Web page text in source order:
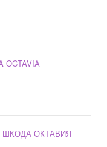
OCTAVIA
ШКОДА ОКТАВИЯ